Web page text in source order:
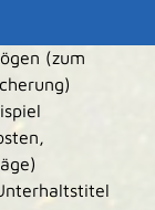
oder
(zum